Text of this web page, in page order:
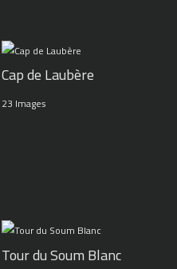
Cap de Laubère
23 Images
Tour du Soum Blanc